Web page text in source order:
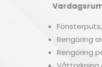
Vardagsrum,
Rengöring
Rengöring